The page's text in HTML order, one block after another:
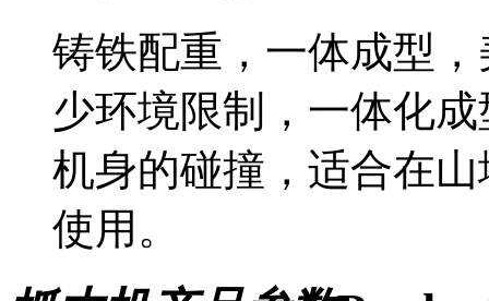
铸铁配重，一体成型
少环境限制，一体化
机身的碰撞，适合在
使用。